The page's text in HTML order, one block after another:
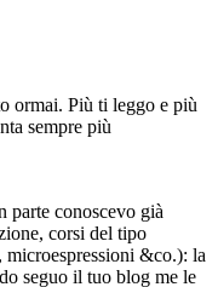
ormai. Più ti leggo e più
sempre più
parte conoscevo già
corsi del tipo
microespressioni &co.): la
seguo il tuo blog me le